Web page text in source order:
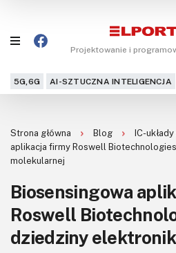
Projektowanie i
5G,6G AI-SZTUCZNA INTELIGENCJA
Projekty
DIY+
Czytelnia
Strona główna Blog IC-
aplikacja firmy Roswell
molekularnej
Biosensingowa
Roswell
dziedziny